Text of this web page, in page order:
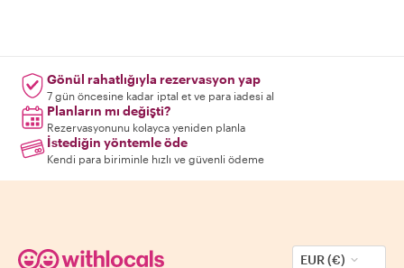
Gönül rahatlığıyla rezervasyon yap
7 gün öncesine kadar iptal et ve para iadesi al
Planların mı değişti?
Rezervasyonunu kolayca yeniden planla
İstediğin yöntemle öde
Kendi para biriminle hızlı ve güvenli ödeme
EUR (€)